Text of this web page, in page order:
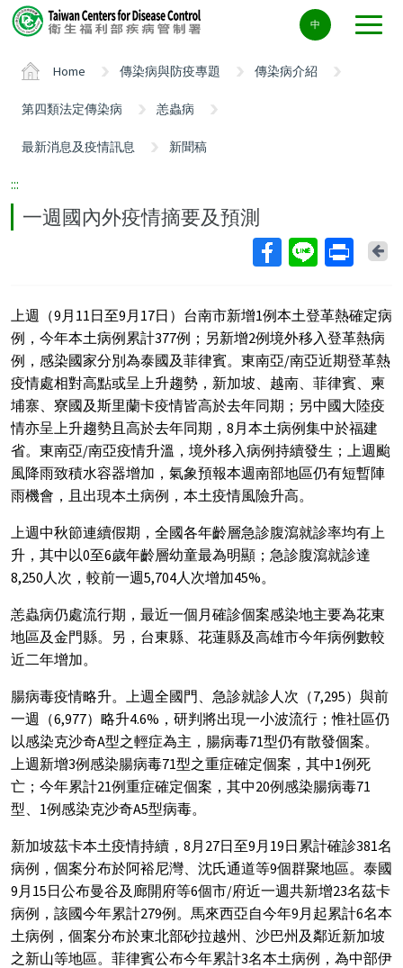
Center
block
中
Home 傳染病與防疫專題 傳染病介紹
第四類法定傳染病 恙蟲病
最新消息及疫情訊息 新聞稿
:::
一週國內外疫情摘要及預測
上週（9月11日至9月17日）台南市新增1例本土登革熱確定病
例，今年本土病例累計377例；另新增2例境外移入登革熱病
例，感染國家分別為泰國及菲律賓。東南亞/南亞近期登革熱
疫情處相對高點或呈上升趨勢，新加坡、越南、菲律賓、柬
埔寨、寮國及斯里蘭卡疫情皆高於去年同期；另中國大陸疫
情亦呈上升趨勢且高於去年同期，8月本土病例集中於福建
省。東南亞/南亞疫情升溫，境外移入病例持續發生；上週颱
風降雨致積水容器增加，氣象預報本週南部地區仍有短暫陣
雨機會，且出現本土病例，本土疫情風險升高。
上週中秋節連續假期，全國各年齡層急診腹瀉就診率均有上
升，其中以0至6歲年齡層幼童最為明顯；急診腹瀉就診達
8,250人次，較前一週5,704人次增加45%。
恙蟲病仍處流行期，最近一個月確診個案感染地主要為花東
地區及金門縣。另，台東縣、花蓮縣及高雄市今年病例數較
近二年增加。
腸病毒疫情略升。上週全國門、急診就診人次（7,295）與前
一週（6,977）略升4.6%，研判將出現一小波流行；惟社區仍
以感染克沙奇A型之輕症為主，腸病毒71型仍有散發個案。
上週新增3例感染腸病毒71型之重症確定個案，其中1例死
亡；今年累計21例重症確定個案，其中20例感染腸病毒71
型、1例感染克沙奇A5型病毒。
新加坡茲卡本土疫情持續，8月27日至9月19日累計確診381名
病例，個案分布於阿裕尼灣、沈氏通道等9個群聚地區。泰國
9月15日公布曼谷及廊開府等6個市/府近一週共新增23名茲卡
病例，該國今年累計279例。馬來西亞自今年9月起累計6名本
土病例，個案分布於東北部砂拉越州、沙巴州及鄰近新加坡
之新山等地區。菲律賓公布今年累計3名本土病例，為中部伊